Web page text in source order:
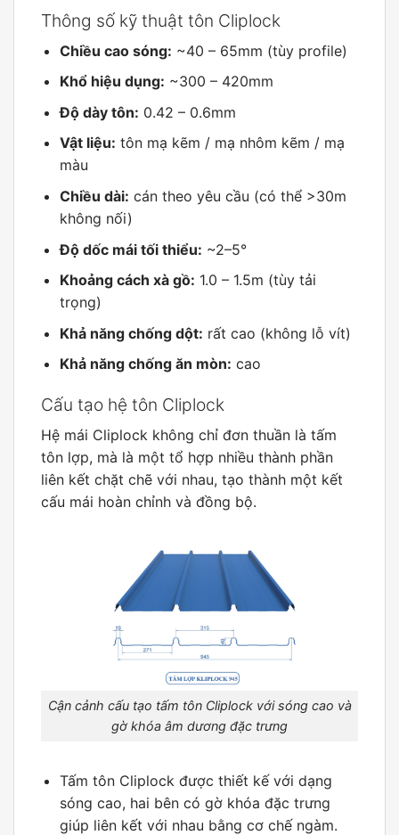
Thông số kỹ thuật tôn Cliplock
Chiều cao sóng: ~40 – 65mm (tùy profile)
Khổ hiệu dụng: ~300 – 420mm
Độ dày tôn: 0.42 – 0.6mm
Vật liệu: tôn mạ kẽm / mạ nhôm kẽm / mạ
màu
Chiều dài: cán theo yêu cầu (có thể >30m
không nối)
Độ dốc mái tối thiểu: ~2–5°
Khoảng cách xà gồ: 1.0 – 1.5m (tùy tải
trọng)
Khả năng chống dột: rất cao (không lỗ vít)
Khả năng chống ăn mòn: cao
Cấu tạo hệ tôn Cliplock
Hệ mái Cliplock không chỉ đơn thuần là tấm
tôn lợp, mà là một tổ hợp nhiều thành phần
liên kết chặt chẽ với nhau, tạo thành một kết
cấu mái hoàn chỉnh và đồng bộ.
Cận cảnh cấu tạo tấm tôn Cliplock với sóng cao và
gờ khóa âm dương đặc trưng
Tấm tôn Cliplock được thiết kế với dạng
sóng cao, hai bên có gờ khóa đặc trưng
giúp liên kết với nhau bằng cơ chế ngàm.